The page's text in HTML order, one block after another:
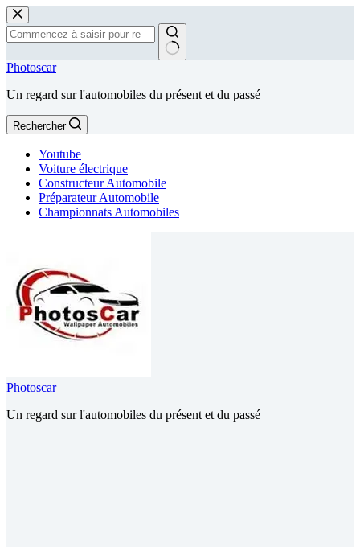
Passer
au
contenu
Aucun
Photoscar
Un regard sur l'automobiles du présent et du passé
Rechercher
Youtube
Voiture électrique
Constructeur Automobile
Préparateur Automobile
Championnats Automobiles
Photoscar
Un regard sur l'automobiles du présent et du passé